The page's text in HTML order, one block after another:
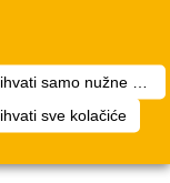
sve kolačiće
Naš tim
strpljenje.